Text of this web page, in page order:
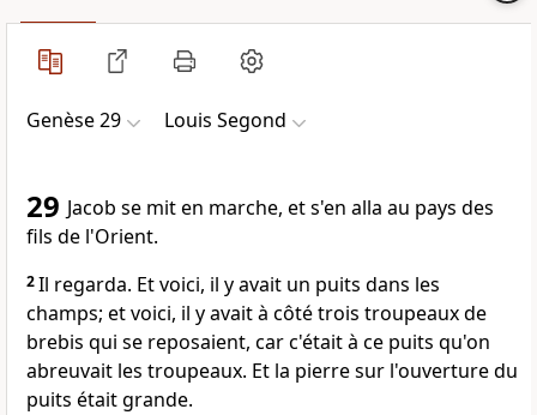
Genèse 29 Louis Segond
29 Jacob se mit en marche, et s'en alla au pays des
fils de l'Orient.
2Il regarda. Et voici, il y avait un puits dans les
champs; et voici, il y avait à côté trois troupeaux de
brebis qui se reposaient, car c'était à ce puits qu'on
abreuvait les troupeaux. Et la pierre sur l'ouverture du
puits était grande.